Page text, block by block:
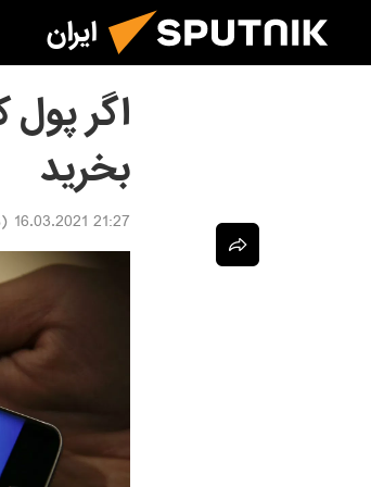
ایران
اگر
بخرید
21:27 16.03.2021